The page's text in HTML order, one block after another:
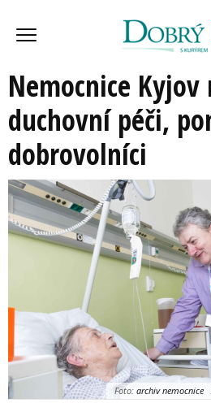
Nemocnice
duchovní péči,
dobrovolníci
Foto: archiv nemocnice